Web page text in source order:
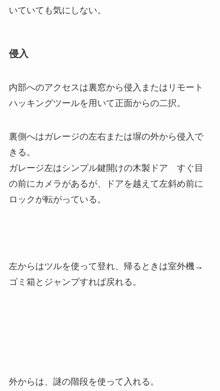
いていても気にしない。
侵入
内部へのアクセスは裏窓から侵入またはリモート
ハッキングツールを用いて正面からの二択。
裏側へはガレージの左右または塀の外から侵入で
きる。
ガレージ左はシンプル鍵開けの木製ドア すぐ目
の前にカメラがあるが、ドアを越えて左斜め前に
ロックが転がっている。
左からはツルを使って登れ、帰るときは室外機→
ゴミ箱とジャンプすれば戻れる。
外からは、謎の階段を使って入れる。